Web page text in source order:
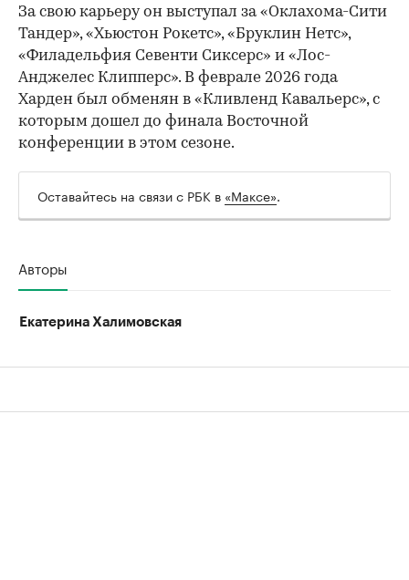
За свою карьеру он выступал за «Оклахома-Сити
Тандер», «Хьюстон Рокетс», «Бруклин Нетс»,
«Филадельфия Севенти Сиксерс» и «Лос-
Анджелес Клипперс». В феврале 2026 года
Харден был обменян в «Кливленд Кавальерс», с
которым дошел до финала Восточной
конференции в этом сезоне.
Оставайтесь на связи с РБК в «Максе».
Авторы
Екатерина Халимовская